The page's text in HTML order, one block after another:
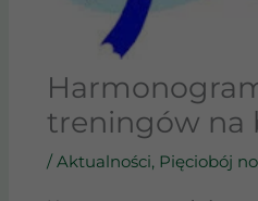
treningów na
/ Aktualności, Pięciobój